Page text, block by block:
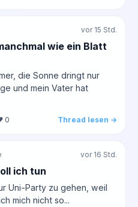
vor 15 Std.
wie ein Blatt
die Sonne dringt nur
und mein Vater hat
0 Thread lesen →
vor 16 Std.
ich tun
Uni-Party zu gehen, weil
mich nicht so...